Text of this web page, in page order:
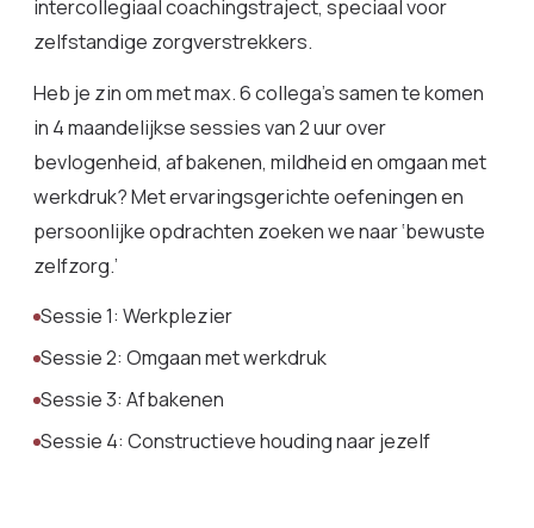
intercollegiaal coachingstraject, speciaal voor
zelfstandige zorgverstrekkers.
Heb je zin om met max. 6 collega’s samen te komen
in 4 maandelijkse sessies van 2 uur over
bevlogenheid, afbakenen, mildheid en omgaan met
werkdruk? Met ervaringsgerichte oefeningen en
persoonlijke opdrachten zoeken we naar ‘bewuste
zelfzorg.’
Sessie 1: Werkplezier
Sessie 2: Omgaan met werkdruk
Sessie 3: Afbakenen
Sessie 4: Constructieve houding naar jezelf